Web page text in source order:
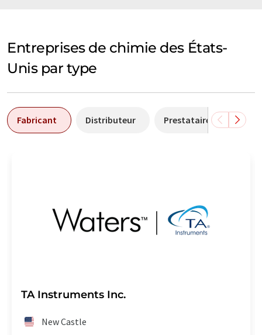
Entreprises de chimie des États-
Unis par type
Fabricant Distributeur Prestataire de services
TA Instruments Inc.
New Castle